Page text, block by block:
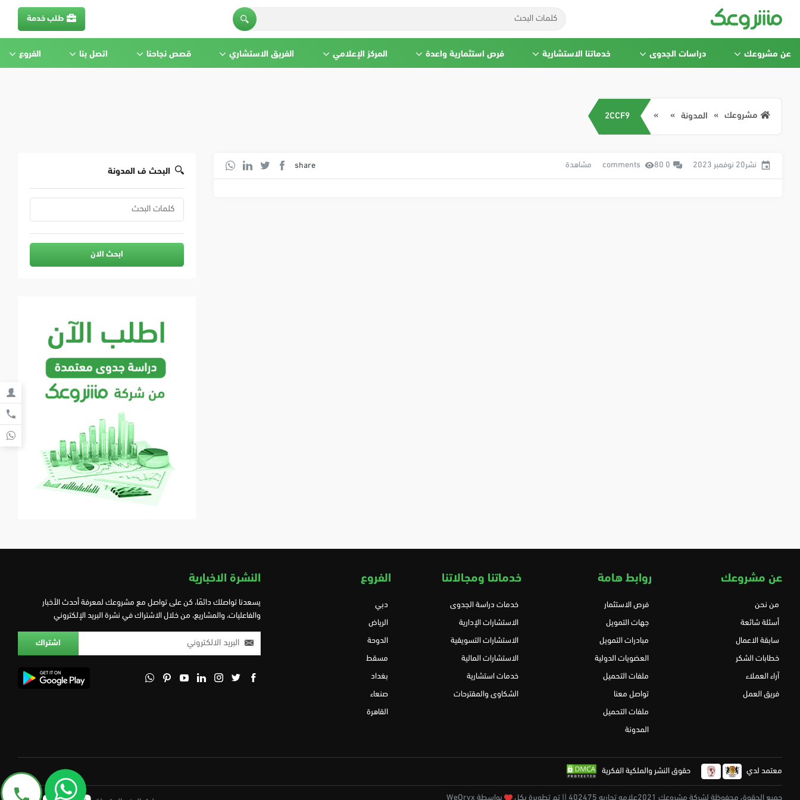
طلب خدمة
عن مشروعك دراسات الجدوى خدماتنا الاستشارية فرص استثمارية واعدة المركز الإعلامي الفريق الاستشاري قصص نجاحنا اتصل بنا الفروع
مشروعك المدونة 2CCF9
نشر20 نوفمبر 2023 0 comments 80 مشاهدة share
البحث ف المدونة
ابحث الان
عن مشروعك
من نحن
أسئلة شائعة
سابقة الاعمال
خطابات الشكر
آراء العملاء
فريق العمل
روابط هامة
فرص الاستثمار
جهات التمويل
مبادرات التمويل
العضويات الدولية
ملفات التحميل
تواصل معنا
ملفات التحميل
المدونة
خدماتنا ومجالاتنا
خدمات دراسة الجدوى
الاستشارات الإدارية
الاستشارات التسويقية
الاستشارات المالية
خدمات استشارية
الشكاوى والمقترحات
الفروع
دبي
الرياض
الدوحة
مسقط
بغداد
صنعاء
القاهرة
النشرة الاخبارية
يسعدنا تواصلك دائمًا، كن على تواصل مع مشروعك لمعرفة أحدث الأخبار
والفاعليات، والمشاريع، من خلال الاشتراك في نشرة البريد الإلكتروني
معتمد لدي حقوق النشر والملكية الفكرية
جميع الحقوق محفوظة لشركة مشروعك 2021علامه تجاريه 402475 || تم تطويرة بكل بواسطة WeOryx